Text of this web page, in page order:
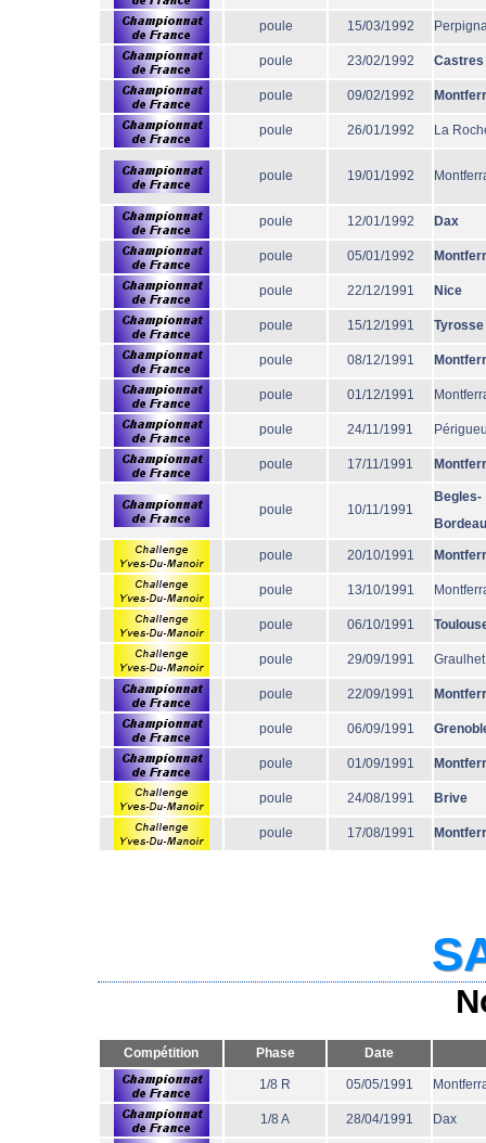
poule 15/03/1992
poule 23/02/1992 Castres
poule 09/02/1992
poule 26/01/1992 La
poule 19/01/1992
poule 12/01/1992 Dax
poule 05/01/1992
poule 22/12/1991 Nice
poule 15/12/1991 Tyrosse
poule 08/12/1991
poule 01/12/1991
poule 24/11/1991
poule 17/11/1991
poule 10/11/1991
Begles-
poule 20/10/1991
poule 13/10/1991
poule 06/10/1991
poule 29/09/1991 Graulhet
poule 22/09/1991
poule 06/09/1991
poule 01/09/1991
poule 24/08/1991 Brive
poule 17/08/1991
Compétition Phase Date
1/8 R 05/05/1991
1/8 A 28/04/1991 Dax